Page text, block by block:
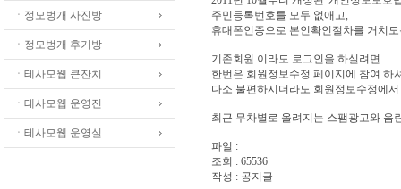
ㆍ정모벙개 사진방
ㆍ정모벙개 후기방
ㆍ테사모웹 큰잔치
ㆍ테사모웹 운영진
ㆍ테사모웹 운영실
주민등록번호를 모두 없애고,
휴대폰인증으로 본인확인절차를 거치
기존회원 이라도 로그인을 하실려면
한번은 회원정보수정 페이지에 참여 하
다소 불편하시더라도 회원정보수정에
최근 무차별로 올려지는 스팸광고와 음
파일 :
조회 : 65536
작성 : 공지글